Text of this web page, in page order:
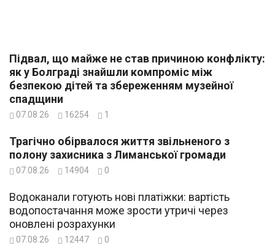
Підвал, що майже не став причиною конфлікту:
як у Болграді знайшли компроміс між
безпекою дітей та збереженням музейної
спадщини
07.08.26 16254 1
Трагічно обірвалося життя звільненого з
полону захисника з Лиманської громади
07.08.26 14904 0
Водоканали готують нові платіжки: вартість
водопостачання може зрости утричі через
оновлені розрахунки
07.08.26 12447 0